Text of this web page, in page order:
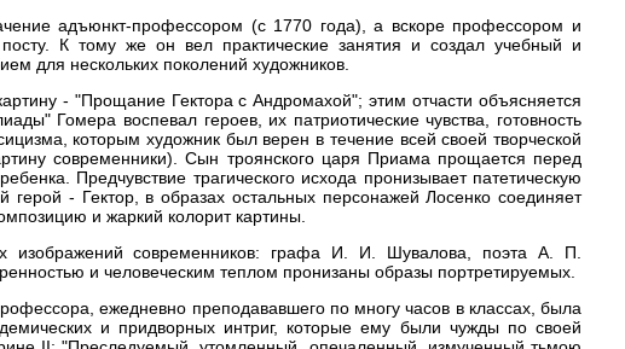
адъюнкт-профессором (с 1770 года), а вскоре профессором и
К тому же он вел практические занятия и создал учебный и
для нескольких поколений художников.
- "Прощание Гектора с Андромахой"; этим отчасти объясняется
Гомера воспевал героев, их патриотические чувства, готовность
которым художник был верен в течение всей своей творческой
современники). Сын троянского царя Приама прощается перед
Предчувствие трагического исхода пронизывает патетическую
- Гектор, в образах остальных персонажей Лосенко соединяет
и жаркий колорит картины.
изображений современников: графа И. И. Шувалова, поэта А. П.
и человеческим теплом пронизаны образы портретируемых.
ежедневно преподававшего по многу часов в классах, была
и придворных интриг, которые ему были чужды по своей